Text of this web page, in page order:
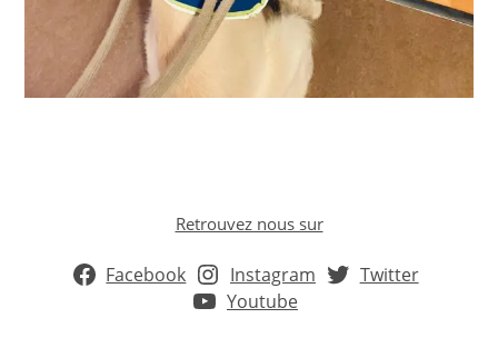
Retrouvez nous sur
Facebook Instagram
Twitter
Youtube